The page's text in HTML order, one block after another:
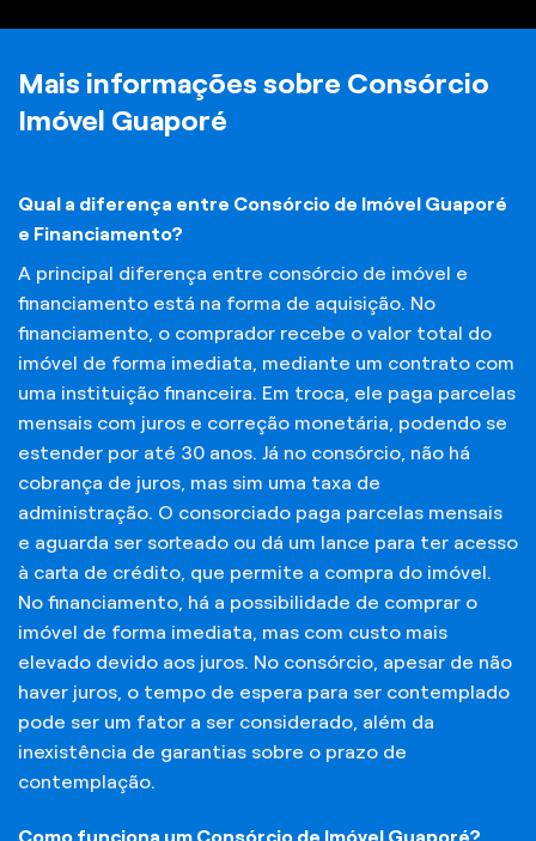
Mais informações sobre Consórcio
Imóvel Guaporé
Qual a diferença entre Consórcio de Imóvel Guaporé
e Financiamento?
A principal diferença entre consórcio de imóvel e
financiamento está na forma de aquisição. No
financiamento, o comprador recebe o valor total do
imóvel de forma imediata, mediante um contrato com
uma instituição financeira. Em troca, ele paga parcelas
mensais com juros e correção monetária, podendo se
estender por até 30 anos. Já no consórcio, não há
cobrança de juros, mas sim uma taxa de
administração. O consorciado paga parcelas mensais
e aguarda ser sorteado ou dá um lance para ter acesso
à carta de crédito, que permite a compra do imóvel.
No financiamento, há a possibilidade de comprar o
imóvel de forma imediata, mas com custo mais
elevado devido aos juros. No consórcio, apesar de não
haver juros, o tempo de espera para ser contemplado
pode ser um fator a ser considerado, além da
inexistência de garantias sobre o prazo de
contemplação.